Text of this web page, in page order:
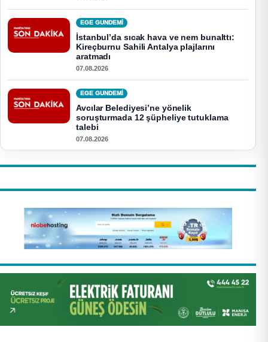
EGE GUNDEMİ
İstanbul’da sıcak hava ve nem bunalttı:
Kireçburnu Sahili Antalya plajlarını
aratmadı
07.08.2026
EGE GUNDEMİ
Avcılar Belediyesi’ne yönelik
soruşturmada 12 şüpheliye tutuklama
talebi
07.08.2026